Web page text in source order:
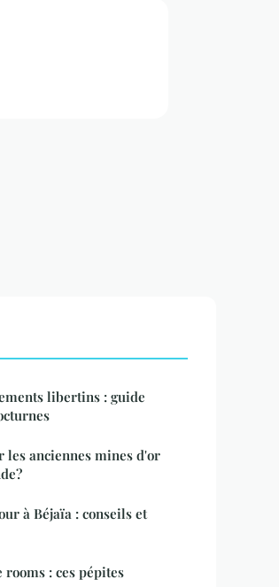
libertins : guide
les anciennes mines d'or
à Béjaïa : conseils et
rooms : ces pépites